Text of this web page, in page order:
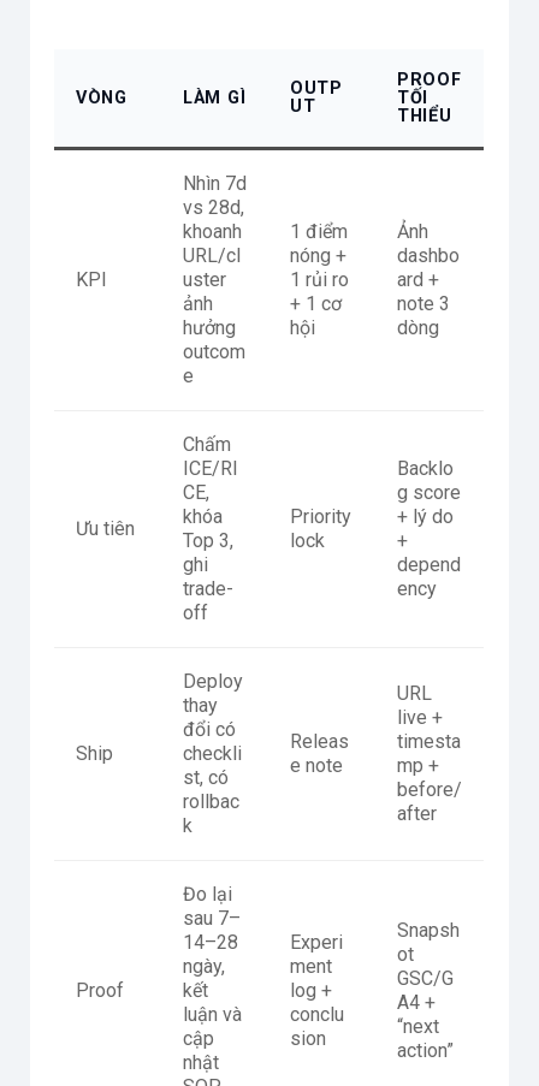
VÒNG LÀM GÌ
OUTP
UT
PROOF
TỐI
THIỂU
KPI
Nhìn 7d
vs 28d,
khoanh
URL/cl
uster
ảnh
hưởng
outcom
e
1 điểm
nóng +
1 rủi ro
+ 1 cơ
hội
Ảnh
dashbo
ard +
note 3
dòng
Ưu tiên
Chấm
ICE/RI
CE,
khóa
Top 3,
ghi
trade-
off
Priority
lock
Backlo
g score
+ lý do
+
depend
ency
Ship
Deploy
thay
đổi có
checkli
st, có
rollbac
k
Releas
e note
URL
live +
timesta
mp +
before/
after
Proof
Đo lại
sau 7–
14–28
ngày,
kết
luận và
cập
nhật
Experi
ment
log +
conclu
sion
Snapsh
ot
GSC/G
A4 +
“next
action”